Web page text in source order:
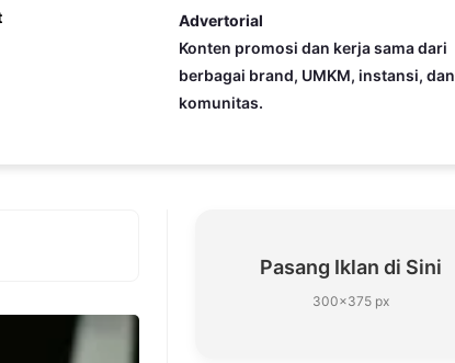
Advertorial
Konten promosi dan kerja sama dari
berbagai brand, UMKM, instansi, dan
komunitas.
Pasang Iklan di Sini
300×375 px